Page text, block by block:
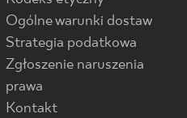
Ogólne warunki dostaw
Strategia podatkowa
Zgłoszenie naruszenia
prawa
Kontakt